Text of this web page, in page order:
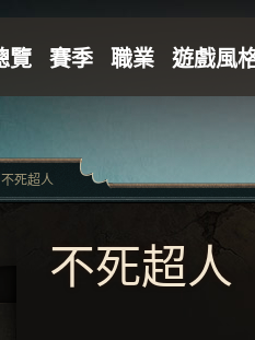
不死超人
不死超人